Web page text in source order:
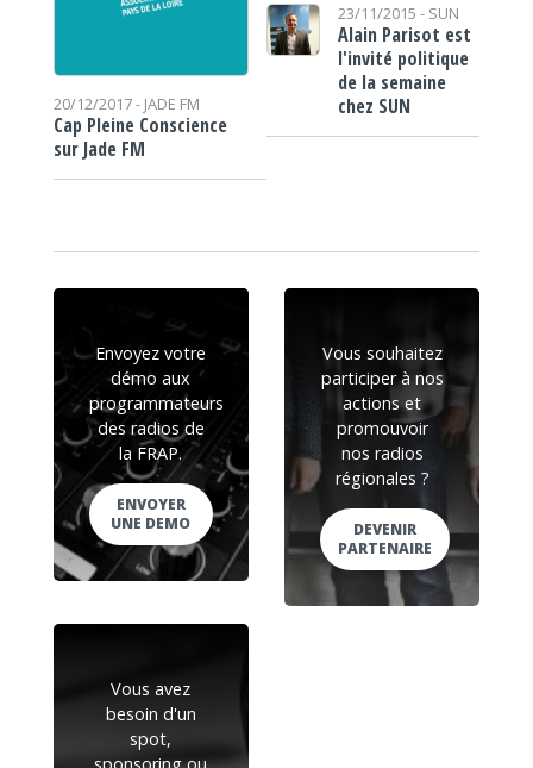
20/12/2017 - JADE FM
Cap Pleine Conscience
sur Jade FM
23/11/2015 - SUN
Alain Parisot est
l'invité politique
de la semaine
chez SUN
Envoyez votre
démo aux
programmateurs
des radios de
la FRAP.
ENVOYER
UNE DEMO
Vous souhaitez
participer à nos
actions et
promouvoir
nos radios
régionales ?
DEVENIR
PARTENAIRE
Vous avez
besoin d'un
spot,